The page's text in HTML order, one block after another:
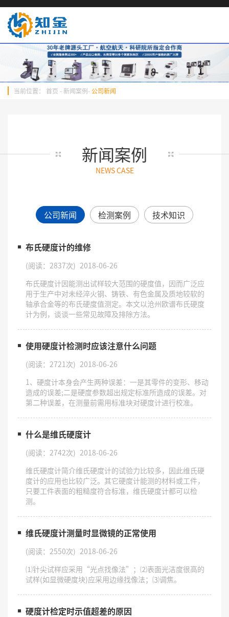
当前位置： 首页 - 新闻案例-公司新闻
新闻案例
NEWS CASE
公司新闻 检测案例 技术知识
布氏硬度计的维修
(阅读：2837次) 2018-06-26
布氏硬度计因能测出试样较大范围的硬度值，因而广泛应
用于生产中对未经淬火钢、铸铁、有色金属及质地较软的
轴承合金等的布氏硬度值测定。本文以沧州欧谱布氏硬度
计为例，谈谈一些常见故障及排除方法。
使用硬度计检测时应该注意什么问题
(阅读：2721次) 2018-06-26
1、硬度计本身会产生两种误差：一是其零件的变形、移动
造成的误差;二是硬度参数超出规定标准所造成的误差。对
第二种误差，在测量前需用标准块对硬度计进行校准。
什么是维氏硬度计
(阅读：2742次) 2018-06-26
维氏硬度计简介维氏硬度计的试验力比较多，因此维氏硬
度计的应用也比较广泛。其它硬度计能测的材料或工件，
只要工件表面的粗糙度符合标准，维氏硬度计都可以检
测。
维氏硬度计测量时显微镜的正常使用
(阅读：2550次) 2018-06-26
⑴针尖试样应采用“光点找像法”；⑵表面光洁度很高的
试样(如显微硬度块)应采用边缘找像法；⑶调焦。
硬度计检定时示值超差的原因